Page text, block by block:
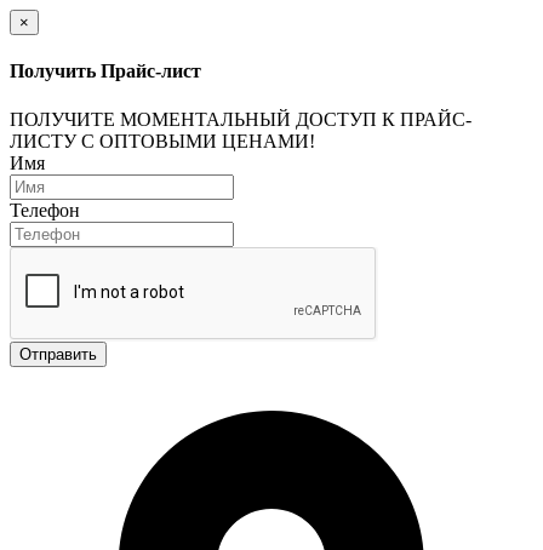
×
Получить Прайс-лист
ПОЛУЧИТЕ МОМЕНТАЛЬНЫЙ ДОСТУП К ПРАЙС-
ЛИСТУ С ОПТОВЫМИ ЦЕНАМИ!
Имя
Телефон
Отправить